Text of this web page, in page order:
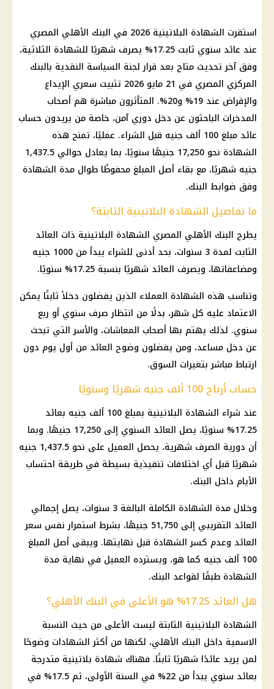
استقرت الشهادة البلاتينية 2026 في البنك الأهلي المصري
عند عائد سنوي ثابت 17.25% يصرف شهريًا للشهادة الثلاثية،
وفق آخر تحديث متاح بعد قرار لجنة السياسة النقدية بالبنك
المركزي المصري في 21 مايو 2026 تثبيت سعري الإيداع
والإقراض عند 19% و20%. المتأثرون مباشرة هم أصحاب
المدخرات الباحثون عن دخل دوري آمن، خاصة من يريدون حساب
عائد مبلغ 100 ألف جنيه قبل الشراء. عمليًا، تمنح هذه
الشهادة نحو 17,250 جنيهًا سنويًا، بما يعادل حوالي 1,437.5
جنيه شهريًا، مع بقاء أصل المبلغ محفوظًا طوال مدة الشهادة
وفق ضوابط البنك.
ما تفاصيل الشهادة البلاتينية الثابتة؟
يطرح البنك الأهلي المصري الشهادة البلاتينية ذات العائد
الثابت لمدة 3 سنوات، بحد أدنى للشراء يبدأ من 1000 جنيه
ومضاعفاتها، ويصرف العائد شهريًا بنسبة 17.25% سنويًا.
وتناسب هذه الشهادة العملاء الذين يفضلون دخلاً ثابتًا يمكن
الاعتماد عليه كل شهر، بدلًا من انتظار صرف سنوي أو ربع
سنوي. لذلك يهتم بها أصحاب المعاشات، والأسر التي تبحث
عن دخل مساعد، ومن يفضلون وضوح العائد من أول يوم دون
ارتباط مباشر بتغيرات السوق.
حساب أرباح 100 ألف جنيه شهريًا وسنويًا
عند شراء الشهادة البلاتينية بمبلغ 100 ألف جنيه بعائد
17.25% سنويًا، يصل العائد السنوي إلى 17,250 جنيهًا. وبما
أن دورية الصرف شهرية، يحصل العميل على نحو 1,437.5 جنيه
شهريًا قبل أي اختلافات تنفيذية بسيطة في طريقة احتساب
الأيام داخل البنك.
وخلال مدة الشهادة الكاملة البالغة 3 سنوات، يصل إجمالي
العائد التقريبي إلى 51,750 جنيهًا، بشرط استمرار نفس سعر
العائد وعدم كسر الشهادة قبل نهايتها. ويبقى أصل المبلغ
100 ألف جنيه كما هو، ويسترده العميل في نهاية مدة
الشهادة طبقًا لقواعد البنك.
هل العائد 17.25% هو الأعلى في البنك الأهلي؟
الشهادة البلاتينية الثابتة ليست الأعلى من حيث النسبة
الاسمية داخل البنك الأهلي، لكنها من أكثر الشهادات وضوحًا
لمن يريد عائدًا شهريًا ثابتًا. فهناك شهادة بلاتينية متدرجة
بعائد سنوي يبدأ من 22% في السنة الأولى، ثم 17.5% في